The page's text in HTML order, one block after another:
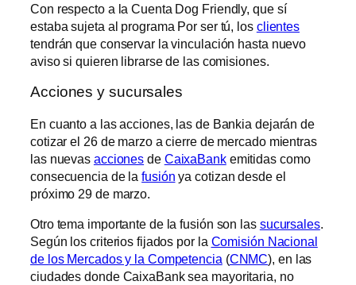
Con respecto a la Cuenta Dog Friendly, que sí
estaba sujeta al programa Por ser tú, los clientes
tendrán que conservar la vinculación hasta nuevo
aviso si quieren librarse de las comisiones.
Acciones y sucursales
En cuanto a las acciones, las de Bankia dejarán de
cotizar el 26 de marzo a cierre de mercado mientras
las nuevas acciones de CaixaBankemitidas como
consecuencia de lafusión ya cotizan desde el
próximo 29 de marzo.
Otro tema importante de la fusión son las sucursales.
Según los criterios fijados por la Comisión Nacional
de los Mercados y la Competencia (CNMC), en las
ciudades donde CaixaBank sea mayoritaria, no